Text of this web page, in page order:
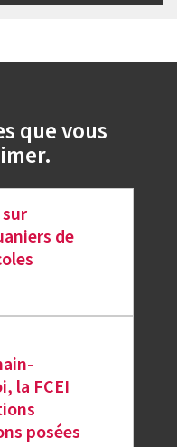
que vous
de
la FCEI
posées